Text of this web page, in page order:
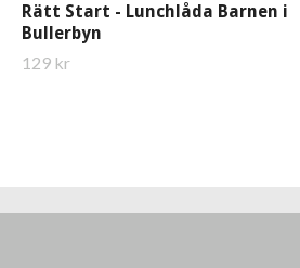
Rätt Start - Lunchlåda Barnen i
Bullerbyn
129 kr